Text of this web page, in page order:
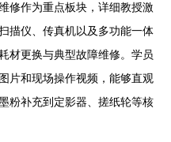
修作为重点板块，详细教授激
描仪、传真机以及多功能一体
材更换与典型故障维修。学员
片和现场操作视频，能够直观
粉补充到定影器、搓纸轮等核